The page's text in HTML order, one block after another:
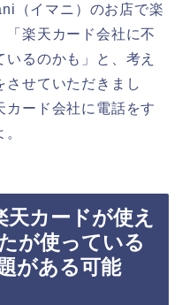
（イマニ）のお店で楽
「楽天カード会社に不
るのかも」と、考え
させていただきまし
カード会社に電話をす
カードが使え
が使っている
がある可能